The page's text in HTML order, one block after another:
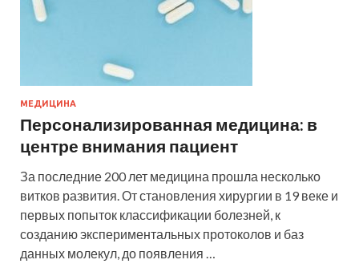
МЕДИЦИНА
Персонализированная медицина: в
центре внимания пациент
За последние 200 лет медицина прошла несколько
витков развития. От становления хирургии в 19 веке и
первых попыток классификации болезней, к
созданию экспериментальных протоколов и баз
данных молекул, до появления …